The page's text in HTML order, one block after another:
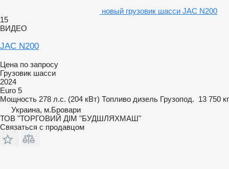
новый грузовик шасси JAC N200
15
ВИДЕО
JAC N200
Цена по запросу
Грузовик шасси
2024
Euro 5
Мощность 278 л.с. (204 кВт) Топливо дизель Грузопод. 13 750 кг
Украина, м.Бровари
ТОВ "ТОРГОВИЙ ДІМ "БУДШЛЯХМАШ"
Связаться с продавцом